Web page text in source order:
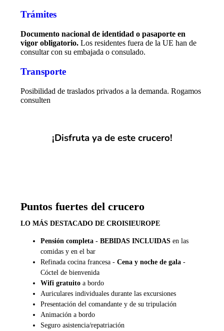
Trámites
Documento nacional de identidad o pasaporte en
vigor obligatorio. Los residentes fuera de la UE han de
consultar con su embajada o consulado.
Transporte
Posibilidad de traslados privados a la demanda. Rogamos
consulten
¡Disfruta ya de este crucero!
Puntos fuertes del crucero
LO MÁS DESTACADO DE CROISIEUROPE
Pensión completa - BEBIDAS INCLUIDASen las
comidas y en el bar
Refinada cocina francesa - Cena y noche de gala-
Cóctel de bienvenida
Wifi gratuitoa bordo
Auriculares individuales durante las excursiones
Presentación del comandante y de su tripulación
Animación a bordo
Seguro asistencia/repatriación